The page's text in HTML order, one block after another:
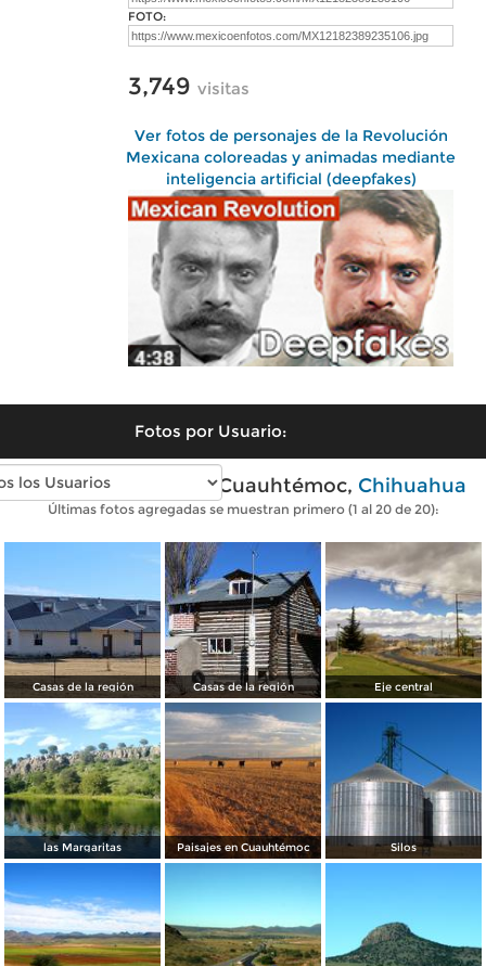
FOTO:
3,749 visitas
Ver fotos de personajes de la Revolución
Mexicana coloreadas y animadas mediante
inteligencia artificial (deepfakes)
Fotos por Usuario:
Fotos modernas de Cuauhtémoc, Chihuahua
Últimas fotos agregadas se muestran primero (1 al 20 de 20):
Casas de la región Casas de la región Eje central
las Margaritas Paisajes en Cuauhtémoc Silos